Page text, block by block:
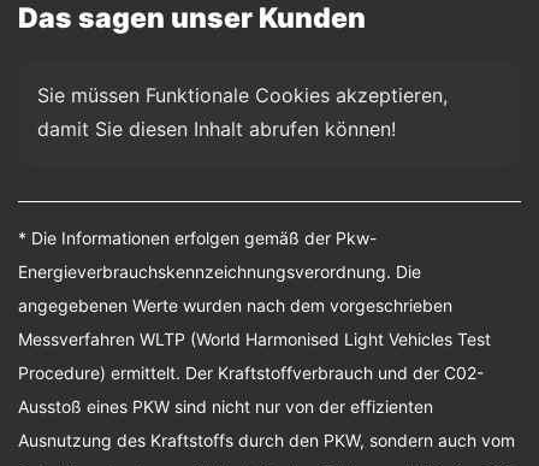
Das sagen unser Kunden
Sie müssen Funktionale Cookies akzeptieren,
damit Sie diesen Inhalt abrufen können!
* Die Informationen erfolgen gemäß der Pkw-
Energieverbrauchskennzeichnungsverordnung. Die
angegebenen Werte wurden nach dem vorgeschrieben
Messverfahren WLTP (World Harmonised Light Vehicles Test
Procedure) ermittelt. Der Kraftstoffverbrauch und der C02-
Ausstoß eines PKW sind nicht nur von der effizienten
Ausnutzung des Kraftstoffs durch den PKW, sondern auch vom